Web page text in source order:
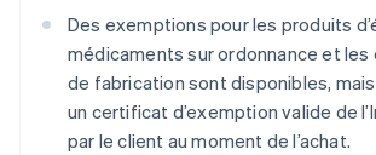
Des exemptions pour les produits
médicaments sur ordonnance et
de fabrication sont disponibles,
un certificat d’exemption valide de
par le client au moment de l’achat.